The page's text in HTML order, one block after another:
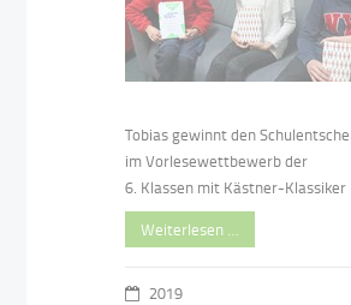
Tobias gewinnt den
im Vorlesewettbewerb der
6. Klassen mit Kästner-Klassiker
Weiterlesen …
2019